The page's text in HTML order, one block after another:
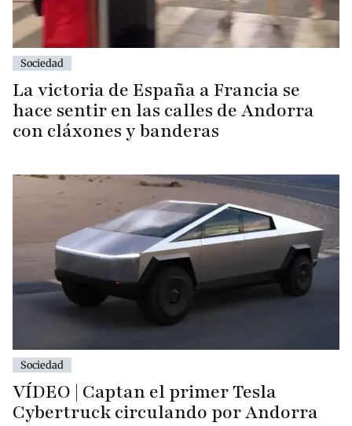
Sociedad
La victoria de España a Francia se
hace sentir en las calles de Andorra
con cláxones y banderas
Sociedad
VÍDEO | Captan el primer Tesla
Cybertruck circulando por Andorra